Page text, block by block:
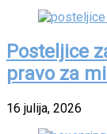
Posteljice
pravo za
16 julija, 2026